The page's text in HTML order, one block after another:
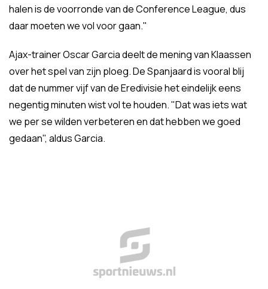
halen is de voorronde van de Conference League, dus
daar moeten we vol voor gaan."
Ajax-trainer Oscar Garcia deelt de mening van Klaassen
over het spel van zijn ploeg. De Spanjaard is vooral blij
dat de nummer vijf van de Eredivisie het eindelijk eens
negentig minuten wist vol te houden. "Dat was iets wat
we per se wilden verbeteren en dat hebben we goed
gedaan", aldus Garcia.